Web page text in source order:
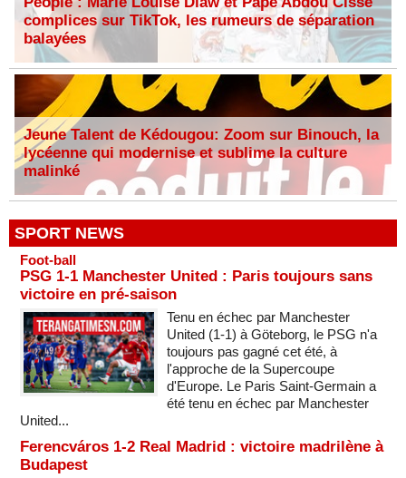
complices sur TikTok, les rumeurs de séparation
balayées
Jeune Talent de Kédougou: Zoom sur Binouch, la
lycéenne qui modernise et sublime la culture
malinké
SPORT NEWS
Foot-ball
PSG 1-1 Manchester United : Paris toujours sans
victoire en pré-saison
Tenu en échec par Manchester
United (1-1) à Göteborg, le PSG n'a
toujours pas gagné cet été, à
l'approche de la Supercoupe
d'Europe. Le Paris Saint-Germain a
été tenu en échec par Manchester
United...
Ferencváros 1-2 Real Madrid : victoire madrilène à
Budapest